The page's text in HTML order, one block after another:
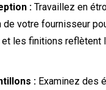
: Travaillez en
votre fournisseur
les finitions reflètent
: Examinez des